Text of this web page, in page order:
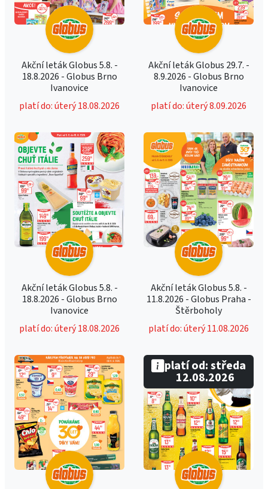
Akční leták Globus 5.8. -
18.8.2026 - Globus Brno
Ivanovice
platí do: úterý 18.08.2026
Akční leták Globus 29.7. -
8.9.2026 - Globus Brno
Ivanovice
platí do: úterý 8.09.2026
Akční leták Globus 5.8. -
18.8.2026 - Globus Brno
Ivanovice
platí do: úterý 18.08.2026
Akční leták Globus 5.8. -
11.8.2026 - Globus Praha -
Štěrboholy
platí do: úterý 11.08.2026
platí od: středa
12.08.2026